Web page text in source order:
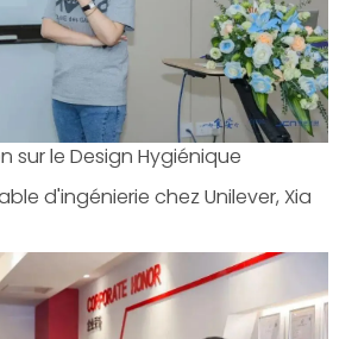
sur le Design Hygiénique
d'ingénierie chez Unilever, Xia